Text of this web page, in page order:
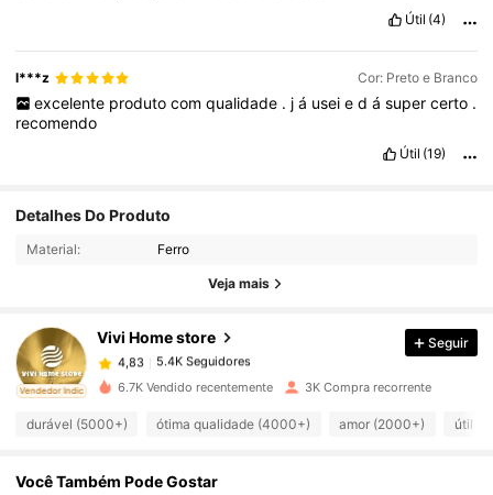
Útil (4)
l***z Cor: Preto e Branco
excelente produto com qualidade . j á usei e d á super certo .
recomendo
Útil (19)
Detalhes Do Produto
Material: Ferro
Veja mais
Vendedor Indicado
Vivi Home store
4,83 5.4K Seguidores
5.4K Seguidores
4,83 5.4K Seguidores
4,83 5.4K Seguidores
Seguir
6.7K Vendido recentemente 3K Compra recorrente
durável (5000+) ótima qualidade (4000+) amor (2000+) útil
Você Também Pode Gostar